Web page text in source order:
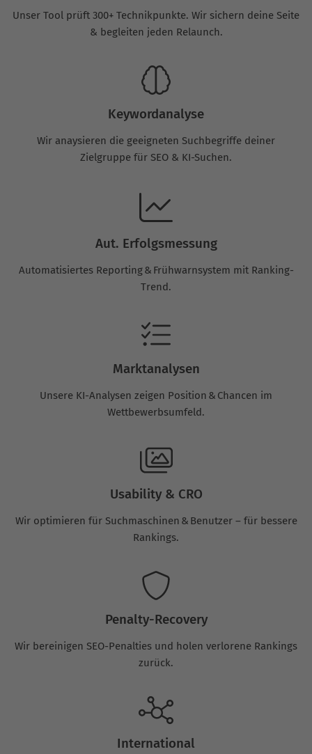
Unser Tool prüft 300+ Technikpunkte. Wir sichern deine Seite
& begleiten jeden Relaunch.
Keywordanalyse
Wir anaysieren die geeigneten Suchbegriffe deiner
Zielgruppe für SEO & KI-Suchen.
Aut. Erfolgsmessung
Automatisiertes Reporting & Frühwarnsystem mit Ranking-
Trend.
Marktanalysen
Unsere KI-Analysen zeigen Position & Chancen im
Wettbewerbsumfeld.
Usability & CRO
Wir optimieren für Suchmaschinen & Benutzer – für bessere
Rankings.
Penalty-Recovery
Wir bereinigen SEO-Penalties und holen verlorene Rankings
zurück.
International